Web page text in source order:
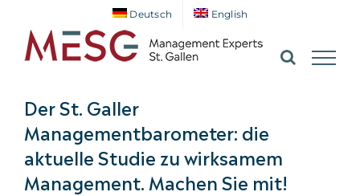
Inhalt
springen
Deutsch English
Der St. Galler
Managementbarometer: die
aktuelle Studie zu wirksamem
Management. Machen Sie mit!